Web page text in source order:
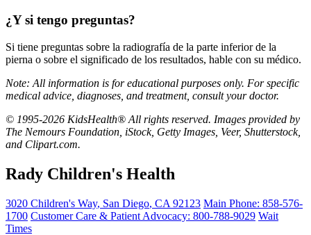
¿Y si tengo preguntas?
Si tiene preguntas sobre la radiografía de la parte inferior de la
pierna o sobre el significado de los resultados, hable con su médico.
Note: All information is for educational purposes only. For specific
medical advice, diagnoses, and treatment, consult your doctor.
© 1995-2026 KidsHealth® All rights reserved. Images provided by
The Nemours Foundation, iStock, Getty Images, Veer, Shutterstock,
and Clipart.com.
Rady Children's Health
3020 Children's Way, San Diego, CA 92123 Main Phone: 858-576-
1700 Customer Care & Patient Advocacy: 800-788-9029 Wait
Times